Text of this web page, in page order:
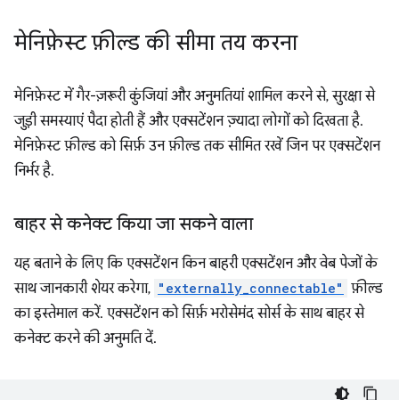
मेनिफ़ेस्ट फ़ील्ड की सीमा तय करना
मेनिफ़ेस्ट में गैर-ज़रूरी कुंजियां और अनुमतियां शामिल करने से, सुरक्षा से
जुड़ी समस्याएं पैदा होती हैं और एक्सटेंशन ज़्यादा लोगों को दिखता है.
मेनिफ़ेस्ट फ़ील्ड को सिर्फ़ उन फ़ील्ड तक सीमित रखें जिन पर एक्सटेंशन
निर्भर है.
बाहर से कनेक्ट किया जा सकने वाला
यह बताने के लिए कि एक्सटेंशन किन बाहरी एक्सटेंशन और वेब पेजों के
साथ जानकारी शेयर करेगा, "externally_connectable" फ़ील्ड
का इस्तेमाल करें. एक्सटेंशन को सिर्फ़ भरोसेमंद सोर्स के साथ बाहर से
कनेक्ट करने की अनुमति दें.